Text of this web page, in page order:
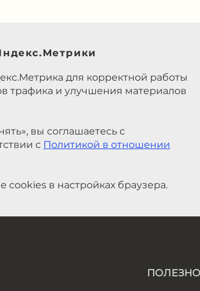
для корректной работы
трафика и улучшения материалов
вы соглашаетесь с
с Политикой в отношении
в настройках браузера.